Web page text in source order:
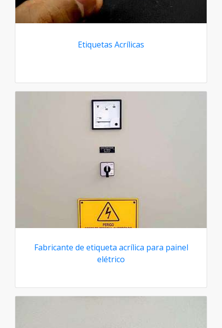
Etiquetas Acrílicas
Fabricante de etiqueta acrílica para painel
elétrico